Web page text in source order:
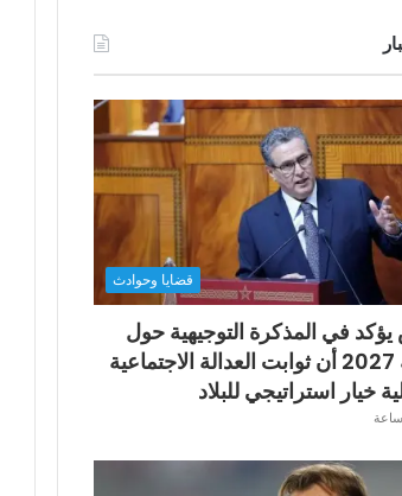
قضايا وحوادث
في المذكرة التوجيهية حول
ميزانية 2027 أن ثوابت العدالة الاجتماعية
خيار استراتيجي للبلاد